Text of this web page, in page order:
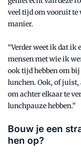
veel tijd om vooruit te
manier.
“Verder weet ik dat ik
mensen met wie ik
ook tijd hebben om
lunchen. Ook, of juist,
om achter elkaar te
lunchpauze hebben.”
Bouw je een
hen op?